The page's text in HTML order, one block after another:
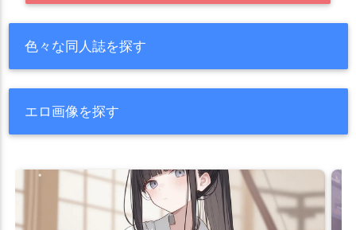
色々な同人誌を探す
エロ画像を探す